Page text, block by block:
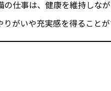
仕事は、健康を維持しな
がいや充実感を得ることが